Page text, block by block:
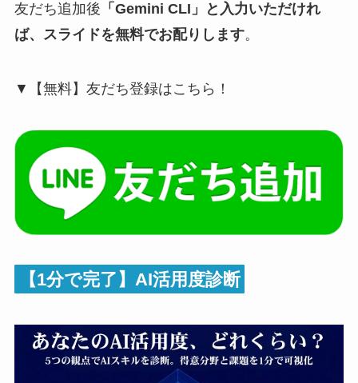
友だち追加後 「Gemini CLI」と入力いただけれ
ば、スライドを無料でお配りします。
▼【無料】友だち登録はこちら！
【1分で完了】AI活用度診断